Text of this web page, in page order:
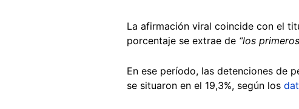
La afirmación viral coincide con el
porcentaje se extrae de “los
En ese período, las detenciones de
se situaron en el 19,3%, según los